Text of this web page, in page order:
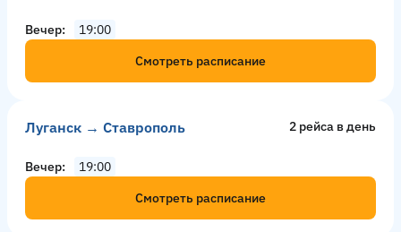
Вечер
19:00
Смотреть расписание
Луганск → Ставрополь 2 рейсa в день
Вечер
19:00
Смотреть расписание